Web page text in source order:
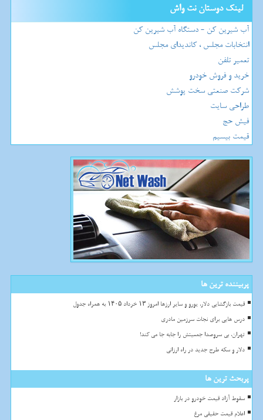
لینک دوستان نت واش
آب شیرین کن - دستگاه آب شیرین کن
انتخابات مجلس ، کاندیدای مجلس
تعمیر تلفن
خرید و فروش خودرو
شرکت صنعتی سخت پوشش
طراحی سایت
فیش حج
قیمت بیسیم
پربیننده ترین ها
قیمت بازگشایی دلار، یورو و سایر ارزها امروز ۱۳ خرداد ۱۴۰۵ به همراه جدول
درس هایی برای نجات سرزمین مادری
تهران، بی سروصدا جمعیتش را جابه جا می کند!
دلار و سکه طرح جدید در راه ارزانی
پربحث ترین ها
سقوط آزاد قیمت خودرو در بازار
اعلام قیمت حقیقی مرغ